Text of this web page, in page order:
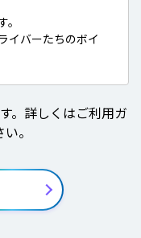
イバーたちのボイ
。詳しくはご利用ガ
。